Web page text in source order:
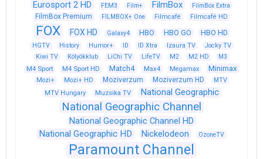
Eurosport 2 HD
FEM3 Film+ FilmBox FilmBox Extra
FilmBox Premium FILMBOX+ One Filmcafé Filmcafé HD
FOX FOX HD Galaxy4 HBO HBO GO HBO HD
HGTV History Humor+ ID ID Xtra Izaura TV
Jocky TV
Kiwi TV
Kölyökklub LiChi TV LifeTV M2 M2 HD M3
M4 Sport M4 Sport HD Match4 Max4 Megamax Minimax
Mozi+ Mozi+ HD Moziverzum Moziverzum HD
MTV
MTV Hungary
Muzsika TV National Geographic
National Geographic Channel
National Geographic Channel HD
National Geographic HD
Nickelodeon OzoneTV
Paramount Channel